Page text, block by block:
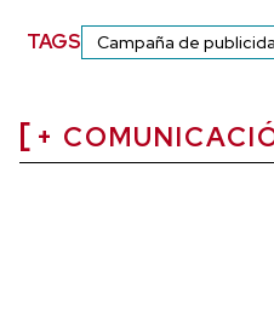
TAGS Campaña de
+